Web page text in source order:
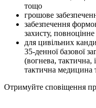
тощо
грошове
забезпечення
захисту,
для цивільних
35-денної базової
(вогнева, тактична,
тактична медицина
Отримуйте сповіщення